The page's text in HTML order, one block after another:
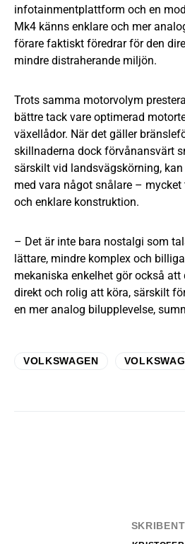
infotainmentplattform och en
Mk4 känns enklare och mer
förare faktiskt föredrar för den
mindre distraherande miljön.
Trots samma motorvolym
bättre tack vare optimerad
växellådor. När det gäller
skillnaderna dock förvånansvärt
särskilt vid landsvägskörning,
med vara något snålare –
och enklare konstruktion.
– Det är inte bara nostalgi som
lättare, mindre komplex och
mekaniska enkelhet gör också
direkt och rolig att köra, särskilt
en mer analog bilupplevelse,
VOLKSWAGEN
SKRIBENT